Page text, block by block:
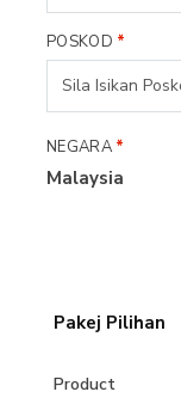
POSKOD *
NEGARA *
Malaysia
Pakej Pilihan
Product